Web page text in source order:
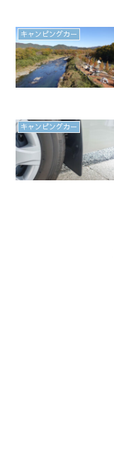
キャンピングカー
キャンピングカー